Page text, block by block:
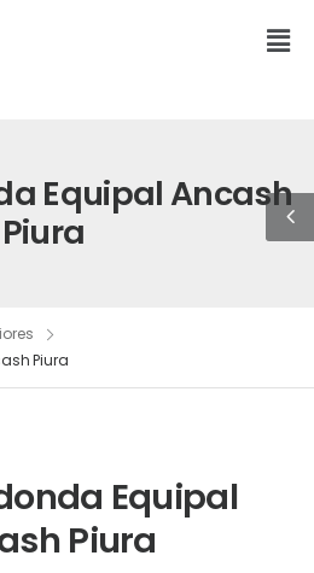
Equipal Ancash
Piura
Piura
Equipal
Piura